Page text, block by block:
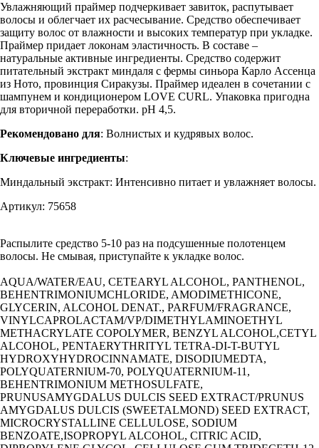
Увлажняющий праймер подчеркивает завиток, распутывает
волосы и облегчает их расчесывание. Средство обеспечивает
защиту волос от влажности и высоких температур при укладке.
Праймер придает локонам эластичность. В составе –
натуральные активные ингредиенты. Средство содержит
питательный экстракт миндаля с фермы синьора Карло Ассенца
из Ното, провинция Сиракузы. Праймер идеален в сочетании с
шампунем и кондиционером LOVE CURL. Упаковка пригодна
для вторичной переработки. pH 4,5.
Рекомендовано для: Волнистых и кудрявых волос.
Ключевые ингредиенты:
Миндальный экстракт: Интенсивно питает и увлажняет волосы.
Артикул: 75658
Распылите средство 5-10 раз на подсушенные полотенцем
волосы. Не смывая, приступайте к укладке волос.
AQUA/WATER/EAU, CETEARYL ALCOHOL, PANTHENOL,
BEHENTRIMONIUMCHLORIDE, AMODIMETHICONE,
GLYCERIN, ALCOHOL DENAT., PARFUM/FRAGRANCE,
VINYLCAPROLACTAM/VP/DIMETHYLAMINOETHYL
METHACRYLATE COPOLYMER, BENZYL ALCOHOL,CETYL
ALCOHOL, PENTAERYTHRITYL TETRA-DI-T-BUTYL
HYDROXYHYDROCINNAMATE, DISODIUMEDTA,
POLYQUATERNIUM-70, POLYQUATERNIUM-11,
BEHENTRIMONIUM METHOSULFATE,
PRUNUSAMYGDALUS DULCIS SEED EXTRACT/PRUNUS
AMYGDALUS DULCIS (SWEETALMOND) SEED EXTRACT,
MICROCRYSTALLINE CELLULOSE, SODIUM
BENZOATE,ISOPROPYL ALCOHOL, CITRIC ACID,